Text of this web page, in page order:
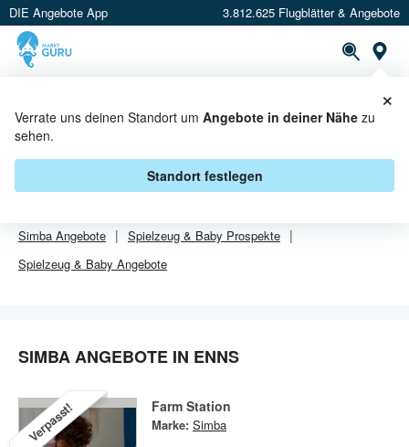
DIE Angebote App 3.812.625 Flugblätter & Angebote
Verrate uns deinen Standort um Angebote in deiner Nähe zu
sehen.
Standort festlegen
×
SIMBA ANGEBOTE IN ENNS
VonSimbasind in Enns leider alle Angebebote abgelaufen.
Simba Angebote Spielzeug & Baby Prospekte
Spielzeug & Baby Angebote
SIMBA ANGEBOTE IN ENNS
Verpasst! Farm Station
Marke: Simba